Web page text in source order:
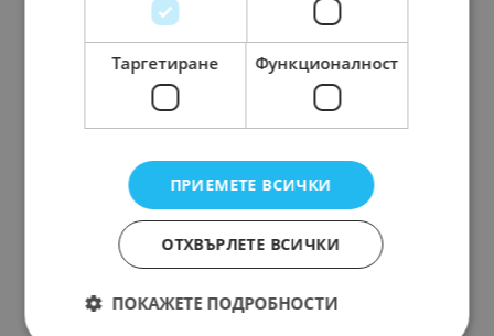
IV. РАЗДЕЛ
ПОЛЗВАНЕ ОТ
КАНДИДАТИ”
кандидатстване по Обява, публикувана
Таргетиране Функционалност
ПРИЕМЕТЕ ВСИЧКИ
ОТХВЪРЛЕТЕ ВСИЧКИ
ПОКАЖЕТЕ ПОДРОБНОСТИ